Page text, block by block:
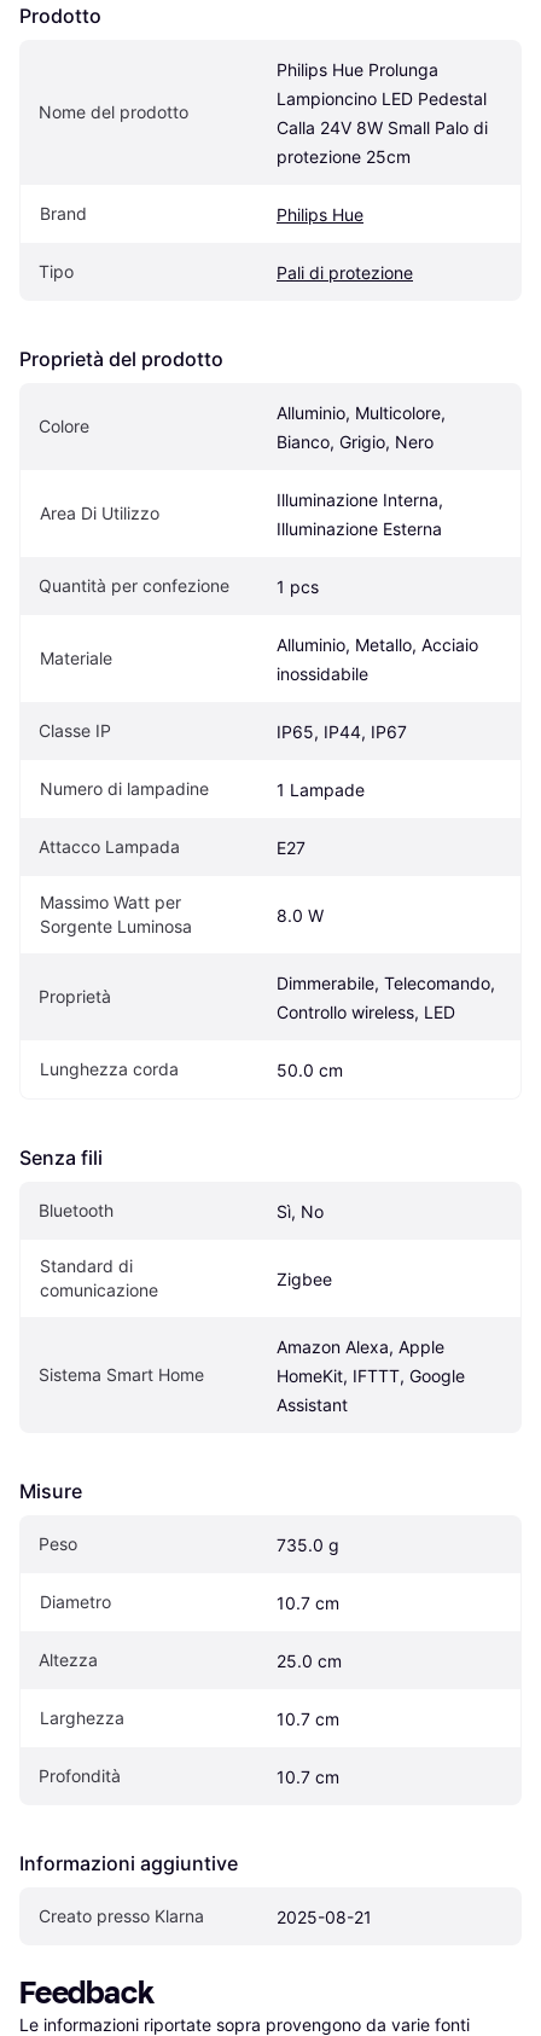
Prodotto
Nome del prodotto
Philips Hue Prolunga
Lampioncino LED Pedestal
Calla 24V 8W Small Palo di
protezione 25cm
Brand Philips Hue
Tipo Pali di protezione
Proprietà del prodotto
Colore
Alluminio, Multicolore,
Bianco, Grigio, Nero
Area Di Utilizzo
Illuminazione Interna,
Illuminazione Esterna
Quantità per confezione 1 pcs
Materiale
Alluminio, Metallo, Acciaio
inossidabile
Classe IP IP65, IP44, IP67
Numero di lampadine 1 Lampade
Attacco Lampada E27
Massimo Watt per
Sorgente Luminosa
8.0 W
Proprietà
Dimmerabile, Telecomando,
Controllo wireless, LED
Lunghezza corda 50.0 cm
Senza fili
Bluetooth Sì, No
Standard di
comunicazione
Zigbee
Sistema Smart Home
Amazon Alexa, Apple
HomeKit, IFTTT, Google
Assistant
Misure
Peso 735.0 g
Diametro 10.7 cm
Altezza 25.0 cm
Larghezza 10.7 cm
Profondità 10.7 cm
Informazioni aggiuntive
Creato presso Klarna 2025-08-21
Feedback
Le informazioni riportate sopra provengono da varie fonti